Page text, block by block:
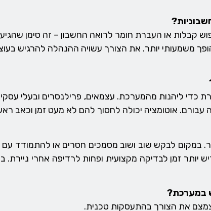
קבלות או העברת חומר לרואה החשבון – זה סימן
משמעותי יותר. את הצורך עשויה ההנהלה להרגיש
כדי ליהנות מהמערכת. עצמאים, פרילנסרים ובעלי
אוטומציה יכולה לחסוך להם לא מעט זמן וכאב
במקום לבקש שוב ושוב מסמכים חסרים או להתמודד עם
זמן לבדיקה מקצועית ופחות לרדיפה אחרי ניירת.
במערכת?
את הצורך בהתעסקות טכנית.